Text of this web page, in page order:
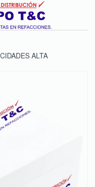
ALTA